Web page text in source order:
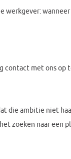
werkgever:
contact met ons op
die ambitie niet
zoeken naar een